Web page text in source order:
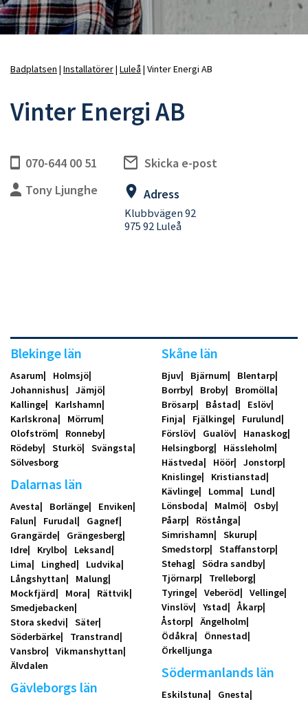
Badplatsen Installatörer Luleå Vinter Energi AB
Vinter Energi AB
070-644 00 51
Skicka e-post
Tony Ljunghe
Adress
Klubbvägen 92
975 92 Luleå
Blekinge län
Asarum
Holmsjö
Johannishus
Jämjö
Kallinge
Karlshamn
Karlskrona
Mörrum
Olofström
Ronneby
Rödeby
Sturkö
Svängsta
Sölvesborg
Dalarnas län
Avesta Borlänge
Enviken
Falun
Furudal
Gagnef
Grangärde
Grängesberg
Idre
Krylbo
Leksand
Lima
Linghed
Ludvika
Långshyttan
Malung
Mockfjärd
Mora
Rättvik
Smedjebacken
Stora skedvi
Säter
Söderbärke
Transtrand
Vansbro
Vikmanshyttan
Älvdalen
Gävleborgs län
Skåne län
Bjuv Bjärnum
Blentarp
Borrby
Broby
Bromölla
Brösarp
Båstad
Eslöv
Finja
Fjälkinge
Furulund
Förslöv
Gualöv
Hanaskog
Helsingborg
Hässleholm
Hästveda
Höör
Jonstorp
Knislinge
Kristianstad
Kävlinge
Lomma
Lund
Lönsboda
Malmö
Osby
Påarp
Röstånga
Simrishamn
Skurup
Smedstorp
Staffanstorp
Stehag
Södra sandby
Tjörnarp
Trelleborg
Tyringe
Veberöd
Vellinge
Vinslöv
Ystad
Åkarp
Åstorp
Ängelholm
Ödåkra
Önnestad
Örkelljunga
Södermanlands län
Eskilstuna
Gnesta